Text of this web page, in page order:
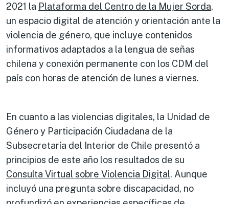
2021 la Plataforma del Centro de la Mujer Sorda,
un espacio digital de atención y orientación ante la
violencia de género, que incluye contenidos
informativos adaptados a la lengua de señas
chilena y conexión permanente con los CDM del
país con horas de atención de lunes a viernes.
En cuanto a las violencias digitales, la Unidad de
Género y Participación Ciudadana de la
Subsecretaría del Interior de Chile presentó a
principios de este año los resultados de su
Consulta Virtual sobre Violencia Digital. Aunque
incluyó una pregunta sobre discapacidad, no